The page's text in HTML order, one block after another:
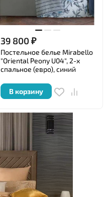
39 800₽
Постельное белье Mirabello
"Oriental Peony U04", 2-х
спальное (евро), синий
В корзину